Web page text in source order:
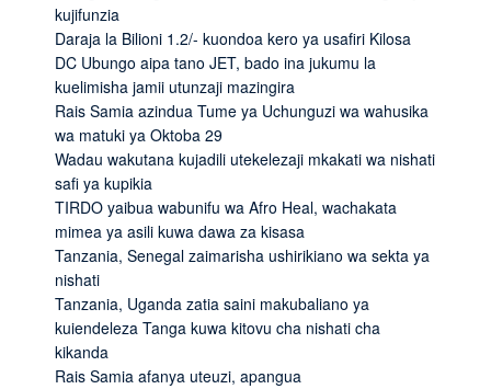
kujifunzia
Daraja la Bilioni 1.2/- kuondoa kero ya usafiri Kilosa
DC Ubungo aipa tano JET, bado ina jukumu la
kuelimisha jamii utunzaji mazingira
Rais Samia azindua Tume ya Uchunguzi wa wahusika
wa matuki ya Oktoba 29
Wadau wakutana kujadili utekelezaji mkakati wa nishati
safi ya kupikia
TIRDO yaibua wabunifu wa Afro Heal, wachakata
mimea ya asili kuwa dawa za kisasa
Tanzania, Senegal zaimarisha ushirikiano wa sekta ya
nishati
Tanzania, Uganda zatia saini makubaliano ya
kuiendeleza Tanga kuwa kitovu cha nishati cha
kikanda
Rais Samia afanya uteuzi, apangua